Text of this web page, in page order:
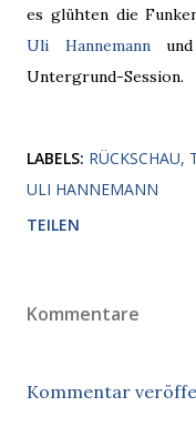
es glühten die
Uli Hannemann
Untergrund-Session.
LABELS: RÜCKSCHAU
ULI HANNEMANN
TEILEN
Kommentare
Kommentar